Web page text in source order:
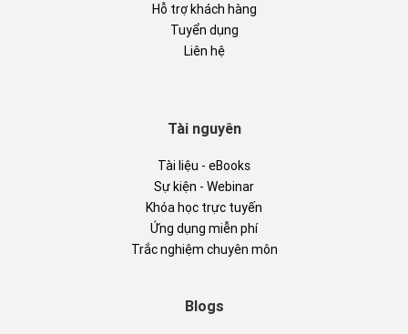
Hỗ trợ khách hàng
Tuyển dụng
Liên hệ
Tài nguyên
Tài liệu - eBooks
Sự kiện - Webinar
Khóa học trực tuyến
Ứng dụng miễn phí
Trắc nghiệm chuyên môn
Blogs